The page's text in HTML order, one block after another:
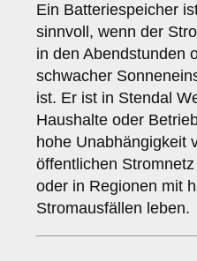
Ein Batteriespeicher
sinnvoll, wenn der
in den Abendstunden
schwacher
ist. Er ist in Stendal
Haushalte oder
hohe Unabhängigkeit
öffentlichen
oder in Regionen mit
Stromausfällen leben.